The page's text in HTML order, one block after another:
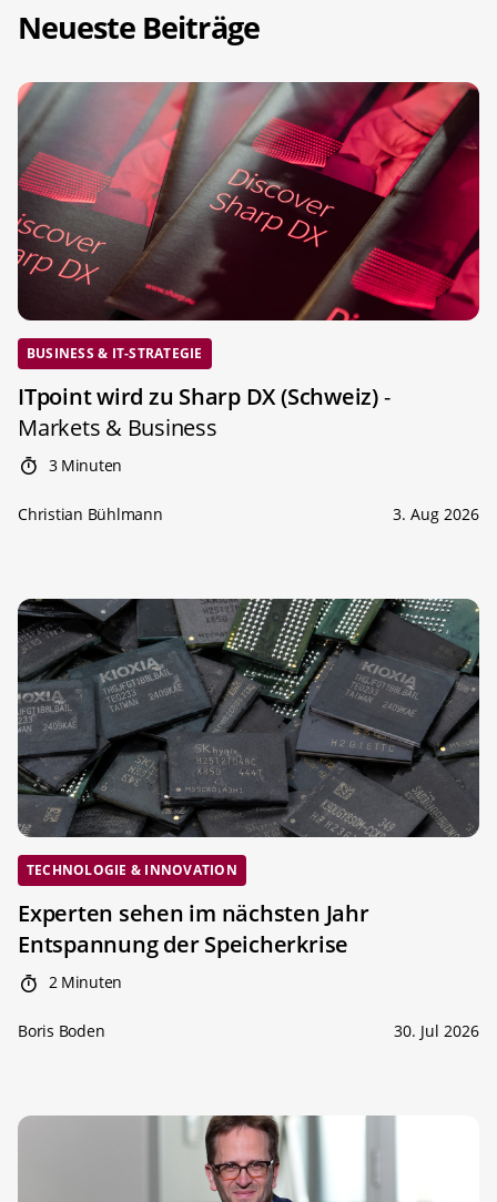
Neueste Beiträge
BUSINESS & IT-STRATEGIE
ITpoint wird zu Sharp DX (Schweiz)-
Markets & Business
3 Minuten
Christian Bühlmann 3. Aug 2026
TECHNOLOGIE & INNOVATION
Experten sehen im nächsten Jahr
Entspannung der Speicherkrise
2 Minuten
Boris Boden 30. Jul 2026